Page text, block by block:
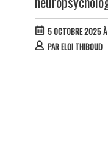
5 OCTOBRE 2025
PARELOI THIBOUD